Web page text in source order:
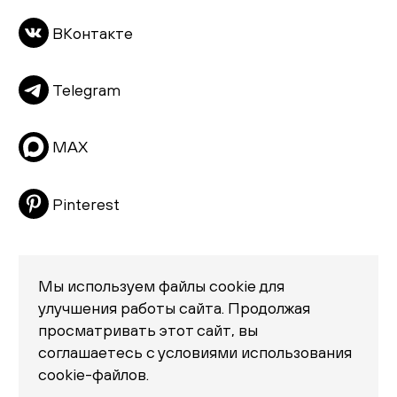
Пуфы и банкетки
Подушки
Матрасы
Распродажа
ВКонтакте
Telegram
MAX
Pinterest
Политика конфиденциальности
© 2026 «Creatica»
проезд Новодевичий, дом 2, помещение 2/1
Мы используем файлы cookie для
улучшения работы сайта. Продолжая
просматривать этот сайт, вы
соглашаетесь с условиями использования
cookie-файлов.